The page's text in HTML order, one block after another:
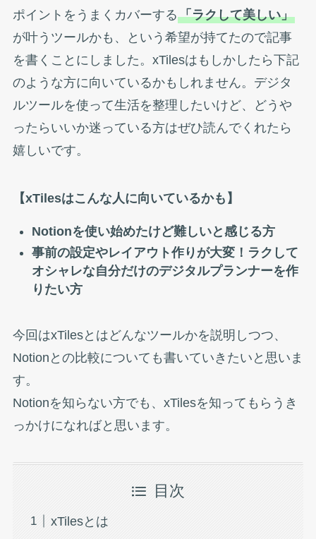
ポイントをうまくカバーする「ラクして美しい」
が叶うツールかも、という希望が持てたので記事
を書くことにしました。xTilesはもしかしたら下記
のような方に向いているかもしれません。デジタ
ルツールを使って生活を整理したいけど、どうや
ったらいいか迷っている方はぜひ読んでくれたら
嬉しいです。
【xTilesはこんな人に向いているかも】
Notionを使い始めたけど難しいと感じる方
事前の設定やレイアウト作りが大変！ラクして
オシャレな自分だけのデジタルプランナーを作
りたい方
今回はxTilesとはどんなツールかを説明しつつ、
Notionとの比較についても書いていきたいと思いま
す。
Notionを知らない方でも、xTilesを知ってもらうき
っかけになればと思います。
目次
xTilesとは